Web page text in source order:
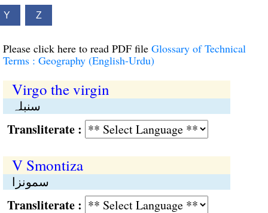
Y Z
Please click here to read PDF file Glossary of Technical
Terms : Geography (English-Urdu)
Virgo the virgin
سنبلہ
:
V Smontiza
سمونزا
: